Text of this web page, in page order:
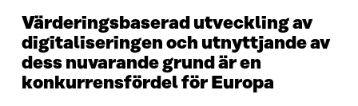
Värderingsbaserad utveckling av
digitaliseringen och utnyttjande av
dess nuvarande grund är en
konkurrensfördel för Europa